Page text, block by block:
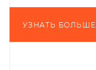
УЗНАТЬ БОЛЬШЕ